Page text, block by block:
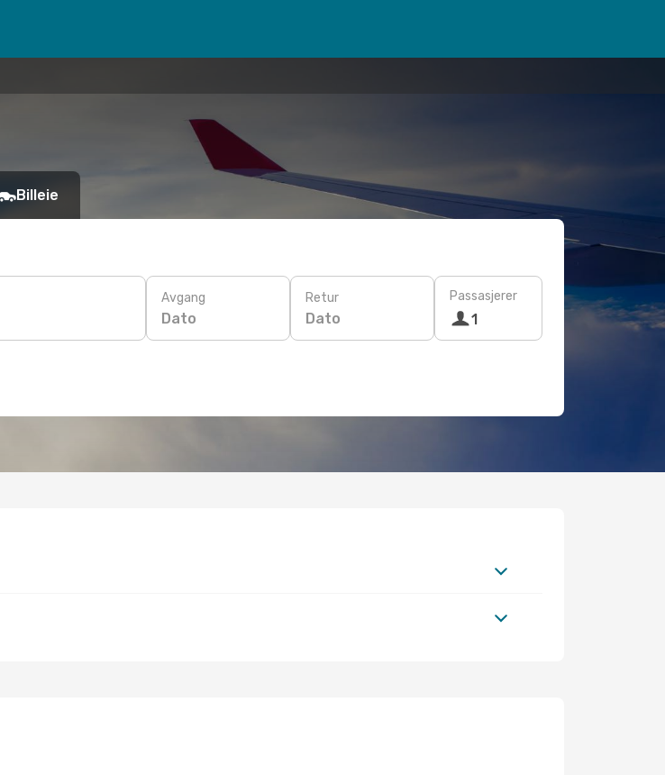
Billeie
Avgang
Dato
Retur
Dato
Passasjerer
1